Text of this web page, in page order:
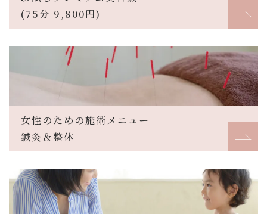
(75分 9,800円)
女性のための施術メニュー
鍼灸＆整体